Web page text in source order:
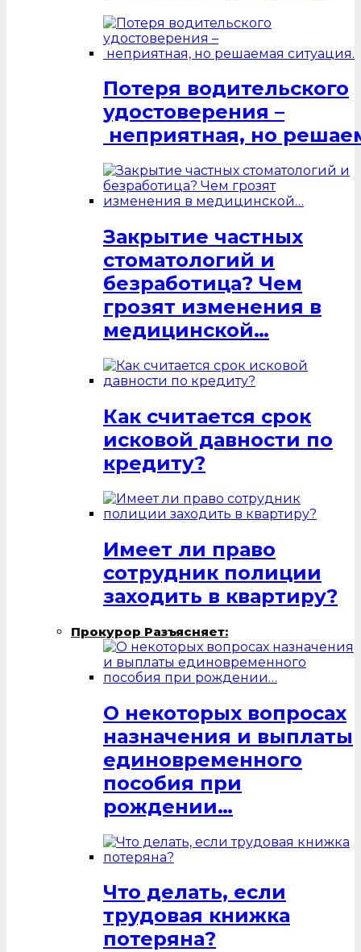
Потеря водительского
удостоверения –
неприятная, но
Закрытие частных
стоматологий и
безработица? Чем
грозят изменения в
медицинской…
Как считается срок
исковой давности по
кредиту?
Имеет ли право
сотрудник полиции
заходить в квартиру?
Прокурор Разъясняет:
О некоторых вопросах
назначения и выплаты
единовременного
пособия при
рождении…
Что делать, если
трудовая книжка
потеряна?